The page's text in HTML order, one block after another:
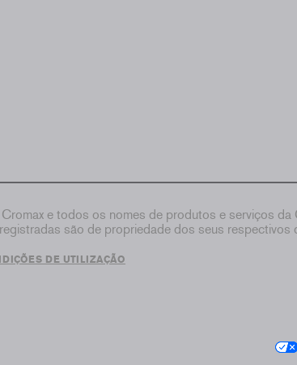
e todos os nomes de produtos e serviços
são de propriedade dos seus respectivos
DE UTILIZAÇÃO